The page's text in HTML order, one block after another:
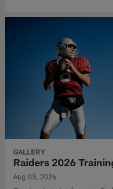
GALLERY
Raiders 2026
Aug 03, 2026